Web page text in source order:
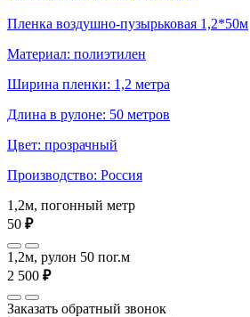
Пленка воздушно-пузырьковая 1,2*50м
Материал: полиэтилен
Ширина пленки: 1,2 метра
Длина в рулоне: 50 метров
Цвет: прозрачный
Производство: Россия
1,2м, погонный метр
50 ₽
1,2м, рулон 50 пог.м
2 500 ₽
Заказать обратный звонок